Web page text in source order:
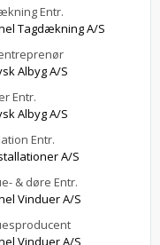
Entr.
Tagdækning A/S
Albyg A/S
Entr.
Albyg A/S
Entr.
A/S
& døre Entr.
Vinduer A/S
Vinduer A/S